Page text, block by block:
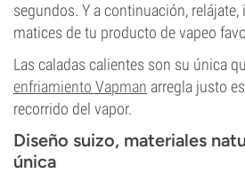
segundos. Y a continuación,
matices de tu producto de vapeo
Las caladas calientes son su única
enfriamiento Vapman arregla justo
recorrido del vapor.
Diseño suizo, materiales
única